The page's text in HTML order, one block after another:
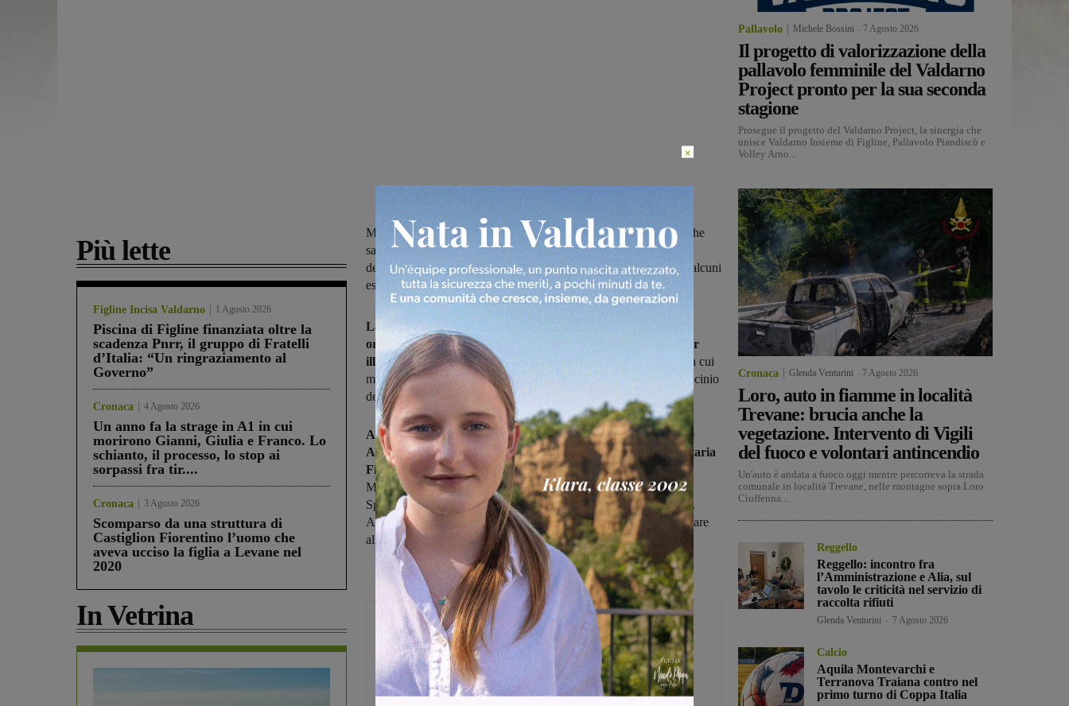
Più lette
Figline Incisa Valdarno 1 Agosto 2026
Piscina di Figline finanziata oltre la
scadenza Pnrr, il gruppo di Fratelli
d’Italia: “Un ringraziamento al
Governo”
Cronaca 4 Agosto 2026
Un anno fa la strage in A1 in cui
morirono Gianni, Giulia e Franco. Lo
schianto, il processo, lo stop ai
sorpassi fra tir....
Cronaca 3 Agosto 2026
Scomparso da una struttura di
Castiglion Fiorentino l’uomo che
aveva ucciso la figlia a Levane nel
2020
In Vetrina
Metodi di prevenzione biologici e batbox: questi alcuni dei temi che
saranno illustrati sabato sera a Loro Ciuffenna in occasione
dell’incontro organizzato dalla lista civica Percorso Comune con alcuni
esperti
La lista civica Percorso Comune di Loro Ciuffenna ha
organizzato per sabato sera un incontro aperto ai cittadini per
illustrare alcune tecniche di prevenzione contro le zanzare,
tra cui
metodi biologici e batbox. Appuntamento organizzato con il patrocinio
del comune alle ore 21 nei locali della Filanda.
Alla serata saranno presenti i dottori Pierangelo Macchione e
Alberto Nencetti, tecnici della prevenzione dell’Azienda Sanitaria
Firenze, e il dottor Giacomo Maltagliati, ricercatorepresso il
Museo di Storia Naturale di Firenze, Sezione di Zoologia "La
Specola", gruppo di lavoro “BATBOX Un pipistrello per amico".
Al termine della serata informativa i partecipanti possono partecipare
all’estrazione di due batbox.
Federica Crini
Pallavolo Michele Bossini 7 Agosto 2026
Il progetto di valorizzazione della
pallavolo femminile del Valdarno
Project pronto per la sua seconda
stagione
Prosegue il progetto del Valdarno Project, la sinergia che
unisce Valdarno Insieme di Figline, Pallavolo Piandiscò e
Volley Arno...
Cronaca Glenda Venturini 7 Agosto 2026
Loro, auto in fiamme in località
Trevane: brucia anche la
vegetazione. Intervento di Vigili
del fuoco e volontari antincendio
Un'auto è andata a fuoco oggi mentre percorreva la strada
comunale in località Trevane, nelle montagne sopra Loro
Ciuffenna....
Reggello
Reggello: incontro fra
l’Amministrazione e Alia, sul
tavolo le criticità nel servizio di
raccolta rifiuti
Glenda Venturini 7 Agosto 2026
Calcio
Aquila Montevarchi e
Terranova Traiana contro nel
primo turno di Coppa Italia
×